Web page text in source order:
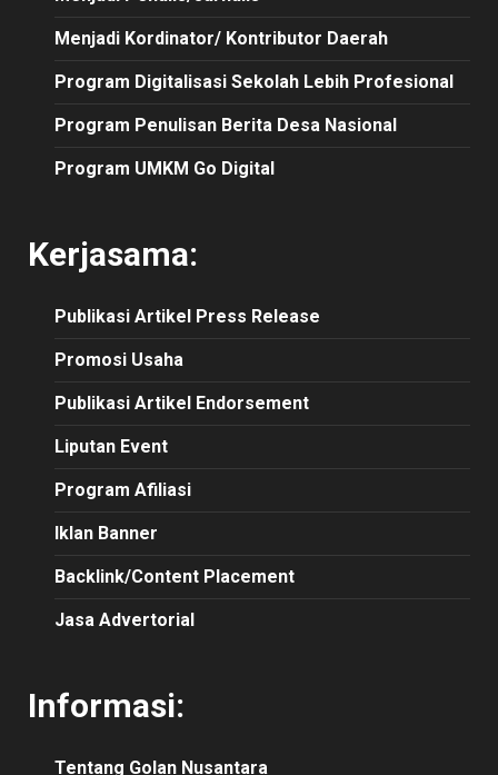
Menjadi Kordinator/ Kontributor Daerah
Program Digitalisasi Sekolah Lebih Profesional
Program Penulisan Berita Desa Nasional
Program UMKM Go Digital
Kerjasama:
Publikasi Artikel Press Release
Promosi Usaha
Publikasi Artikel Endorsement
Liputan Event
Program Afiliasi
Iklan Banner
Backlink/Content Placement
Jasa Advertorial
Informasi:
Tentang Golan Nusantara